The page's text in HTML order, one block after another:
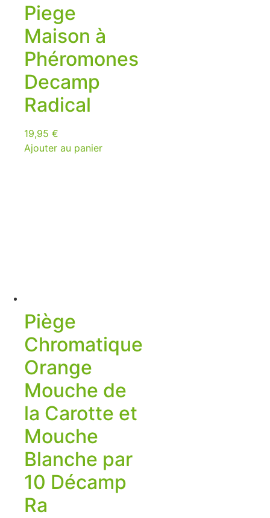
Piege
Maison à
Phéromones
Decamp
Radical
19,95 €
Ajouter au panier
Piège
Chromatique
Orange
Mouche de
la Carotte et
Mouche
Blanche par
10 Décamp
Ra